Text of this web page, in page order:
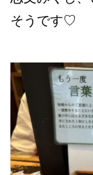
そうです♡